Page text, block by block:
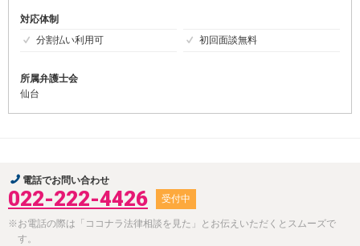
対応体制
分割払い利用可
初回面談無料
所属弁護士会
仙台
電話でお問い合わせ
022-222-4426 受付中
※お電話の際は「ココナラ法律相談を見た」とお伝えいただくとスムーズで
す。